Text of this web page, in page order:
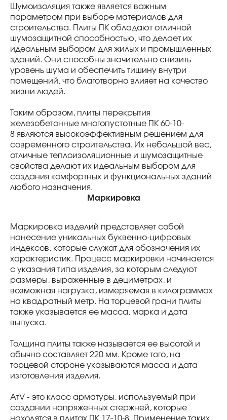
Шумоизоляция также является важным
параметром при выборе материалов для
строительства. Плиты ПК обладают отличной
шумозащитной способностью, что делает их
идеальным выбором для жилых и промышленных
зданий. Они способны значительно снизить
уровень шума и обеспечить тишину внутри
помещений, что благотворно влияет на качество
жизни людей.
Таким образом, плиты перекрытия
железобетонные многопустотные ПК 60-10-
8 являются высокоэффективным решением для
современного строительства. Их небольшой вес,
отличные теплоизоляционные и шумозащитные
свойства делают их идеальным выбором для
создания комфортных и функциональных зданий
любого назначения.
Маркировка
Маркировка изделий представляет собой
нанесение уникальных буквенно-цифровых
индексов, которые служат для обозначения их
характеристик. Процесс маркировки начинается
с указания типа изделия, за которым следуют
размеры, выраженные в дециметрах, и
возможная нагрузка, измеряемая в килограммах
на квадратный метр. На торцевой грани плиты
также указывается ее масса, марка и дата
выпуска.
Толщина плиты также называется ее высотой и
обычно составляет 220 мм. Кроме того, на
торцевой стороне указываются масса и дата
изготовления изделия.
AтV - это класс арматуры, используемый при
создании напряженных стержней, которые